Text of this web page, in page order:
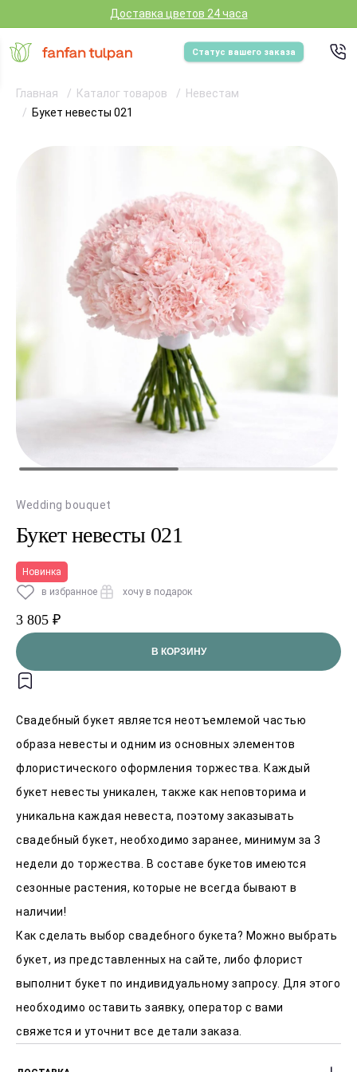
Доставка цветов 24 часа
Статус вашего заказа
Главная Каталог товаров
Невестам
Букет невесты 021
Wedding bouquet
Букет невесты 021
Новинка
в избранное
хочу в подарок
3 805 ₽
В КОРЗИНУ
Свадебный букет является неотъемлемой частью
образа невесты и одним из основных элементов
флористического оформления торжества. Каждый
букет невесты уникален, также как неповторима и
уникальна каждая невеста, поэтому заказывать
свадебный букет, необходимо заранее, минимум за 3
недели до торжества. В составе букетов имеются
сезонные растения, которые не всегда бывают в
наличии!
Как сделать выбор свадебного букета? Можно выбрать
букет, из представленных на сайте, либо флорист
выполнит букет по индивидуальному запросу. Для этого
необходимо оставить заявку, оператор с вами
свяжется и уточнит все детали заказа.